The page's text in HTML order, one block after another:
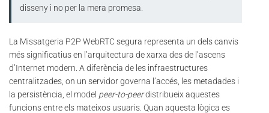
disseny i no per la mera promesa.
La Missatgeria P2P WebRTC segura representa un dels canvis
més significatius en l’arquitectura de xarxa des de l’ascens
d’Internet modern. A diferència de les infraestructures
centralitzades, on un servidor governa l’accés, les metadades i
la persistència, el model peer-to-peerdistribueix aquestes
funcions entre els mateixos usuaris. Quan aquesta lògica es